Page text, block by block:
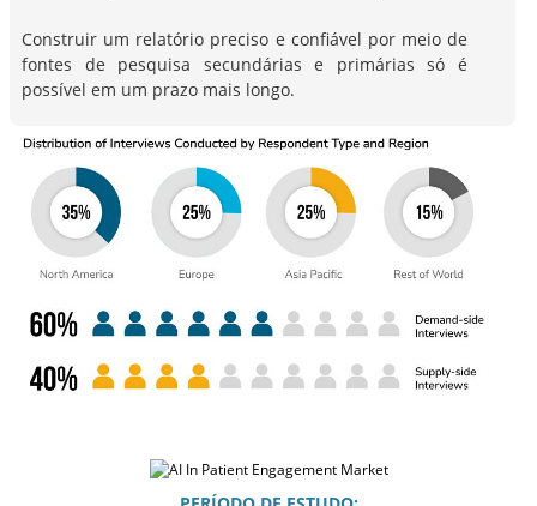
Construir um relatório preciso e confiável por meio de
fontes de pesquisa secundárias e primárias só é
possível em um prazo mais longo.